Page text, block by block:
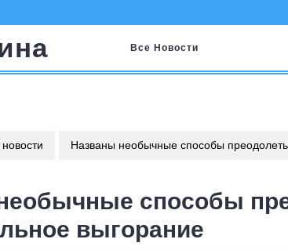
Все Новости
Названы необычные способы
способы
выгорание